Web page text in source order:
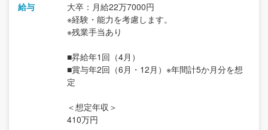
給与
大卒：月給22万7000円
※経験・能力を考慮します。
※残業手当あり
■昇給年1回（4月）
■賞与年2回（6月・12月）※年間計5か月分を想
定
＜想定年収＞
410万円